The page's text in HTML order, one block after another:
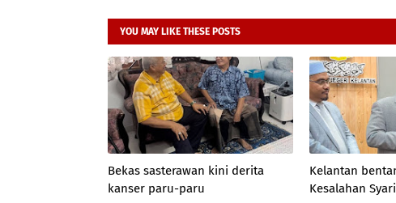
YOU MAY LIKE THESE POSTS
Bekas sasterawan kini derita
kanser paru-paru
Kelantan
Kesalahan